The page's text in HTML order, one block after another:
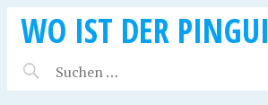
WO IST DER